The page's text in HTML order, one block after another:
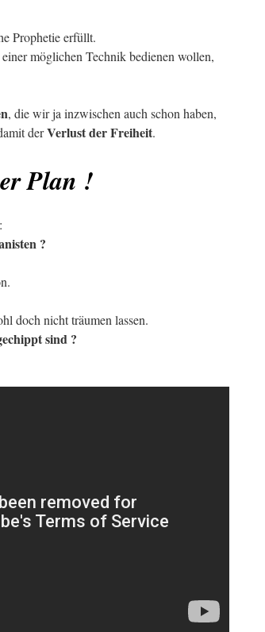
Prophetie erfüllt.
möglichen Technik bedienen wollen,
, die wir ja inzwischen auch schon haben,
derVerlust der Freiheit.
Plan !
?
doch nicht träumen lassen.
sind ?